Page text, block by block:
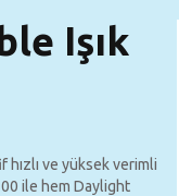
Işık
ve yüksek verimli
ile hem Daylight